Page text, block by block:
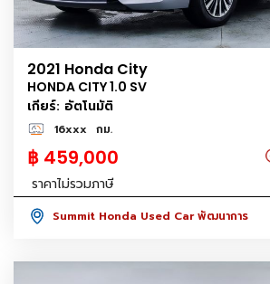
2021 Honda City
HONDA CITY 1.0 SV
เกียร์: อัตโนมัติ
16xxx กม.
฿ 459,000
ราคาไม่รวมภาษี
Summit Honda Used Car พัฒนาการ